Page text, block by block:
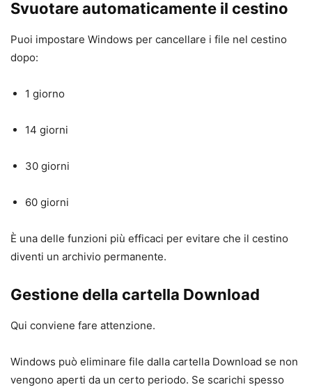
Svuotare automaticamente il cestino
Puoi impostare Windows per cancellare i file nel cestino
dopo:
1 giorno
14 giorni
30 giorni
60 giorni
È una delle funzioni più efficaci per evitare che il cestino
diventi un archivio permanente.
Gestione della cartella Download
Qui conviene fare attenzione.
Windows può eliminare file dalla cartella Download se non
vengono aperti da un certo periodo. Se scarichi spesso